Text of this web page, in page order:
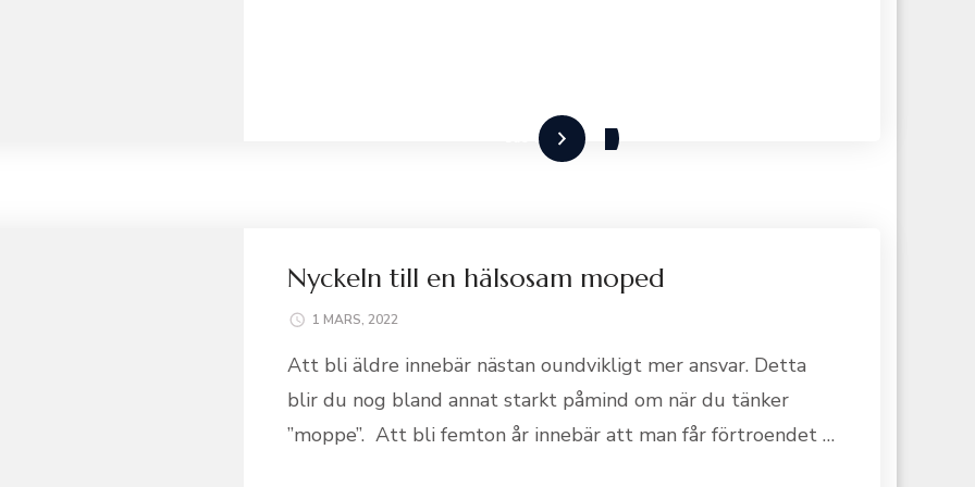
Läs mer
Nyckeln till en hälsosam moped
1 MARS, 2022
Att bli äldre innebär nästan oundvikligt mer ansvar. Detta
blir du nog bland annat starkt påmind om när du tänker
”moppe”. Att bli femton år innebär att man får förtroendet …